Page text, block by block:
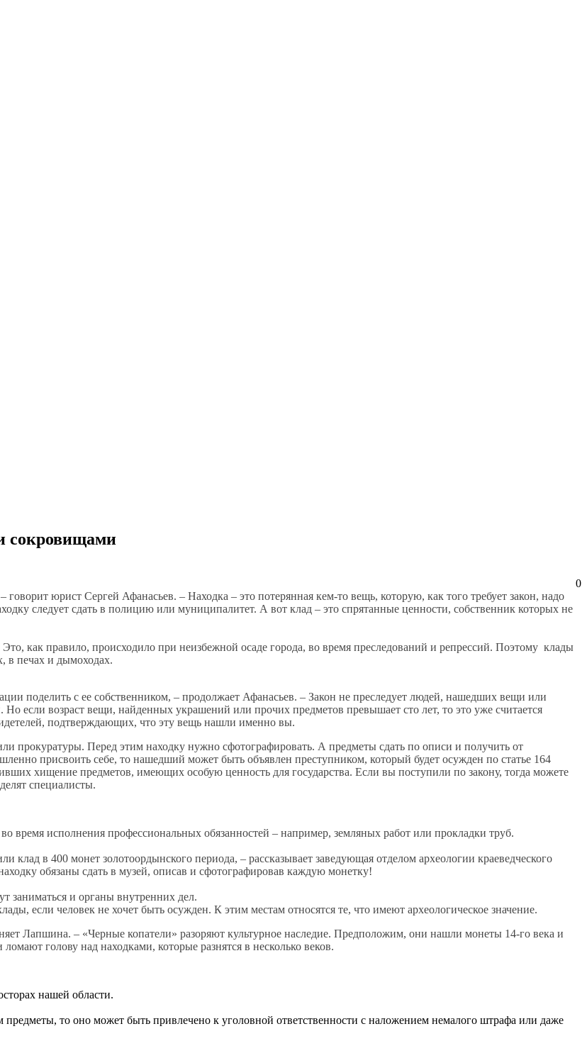
сокровищами
0
юрист Сергей Афанасьев. – Находка – это потерянная кем-то вещь, которую, как того требует закон, надо
следует сдать в полицию или муниципалитет. А вот клад – это спрятанные ценности, собственник которых не
как правило, происходило при неизбежной осаде города, во время преследований и репрессий. Поэтому клады
в печах и дымоходах.
поделить с ее собственником, – продолжает Афанасьев. – Закон не преследует людей, нашедших вещи или
если возраст вещи, найденных украшений или прочих предметов превышает сто лет, то это уже считается
подтверждающих, что эту вещь нашли именно вы.
прокуратуры. Перед этим находку нужно сфотографировать. А предметы сдать по описи и получить от
присвоить себе, то нашедший может быть объявлен преступником, который будет осужден по статье 164
хищение предметов, имеющих особую ценность для государства. Если вы поступили по закону, тогда можете
специалисты.
исполнения профессиональных обязанностей – например, земляных работ или прокладки труб.
в 400 монет золотоордынского периода, – рассказывает заведующая отделом археологии краеведческого
обязаны сдать в музей, описав и сфотографировав каждую монетку!
заниматься и органы внутренних дел.
если человек не хочет быть осужден. К этим местам относятся те, что имеют археологическое значение.
Лапшина. – «Черные копатели» разоряют культурное наследие. Предположим, они нашли монеты 14-го века и
голову над находками, которые разнятся в несколько веков.
нашей области.
предметы, то оно может быть привлечено к уголовной ответственности с наложением немалого штрафа или даже